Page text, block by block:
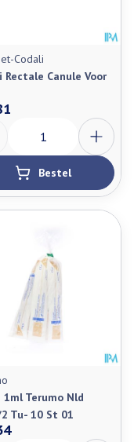
Codali
Rectale Canule Voor
Bestel
1ml Terumo Nld
Tu- 10 St 01